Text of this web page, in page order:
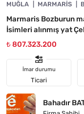
YATIRIMA UYGUN
MUĞLA MARMARIS
Marmaris Bozburun
İsimleri alınmış yat
₺ 807.323.200
İmar durumu
Ticari
Bahadır